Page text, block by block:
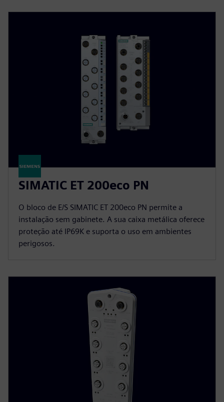
SIMATIC ET 200eco PN
O bloco de E/S SIMATIC ET 200eco PN permite a
instalação sem gabinete. A sua caixa metálica oferece
proteção até IP69K e suporta o uso em ambientes
perigosos.